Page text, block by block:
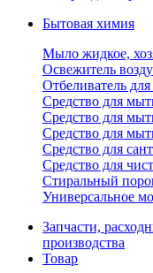
Бытовая химия
Мыло жидкое,
Освежитель
Отбеливатель для
Средство для
Средство для
Средство для
Средство для
Средство для
Стиральный
Универсальное
Запчасти,
производства
Товар